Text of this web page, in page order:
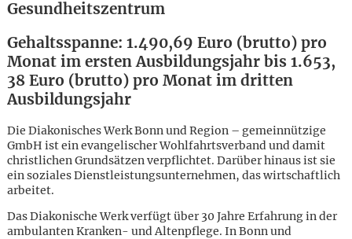
Gesundheitszentrum
Gehaltsspanne: 1.490,69 Euro (brutto) pro
Monat im ersten Ausbildungsjahr bis 1.653,
38 Euro (brutto) pro Monat im dritten
Ausbildungsjahr
Die Diakonisches Werk Bonn und Region – gemeinnützige
GmbH ist ein evangelischer Wohlfahrtsverband und damit
christlichen Grundsätzen verpflichtet. Darüber hinaus ist sie
ein soziales Dienstleistungsunternehmen, das wirtschaftlich
arbeitet.
Das Diakonische Werk verfügt über 30 Jahre Erfahrung in der
ambulanten Kranken- und Altenpflege. In Bonn und